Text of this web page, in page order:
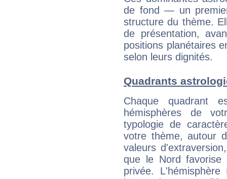
de fond — un
structure du thème.
de présentation,
positions planétaires
selon leurs dignités.
Quadrants
Chaque quadrant
hémisphères de
typologie de
votre thème, autour
valeurs
que le Nord favorise
privée.